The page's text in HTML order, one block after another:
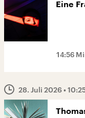
Eine
14:56
28. Juli 2026•